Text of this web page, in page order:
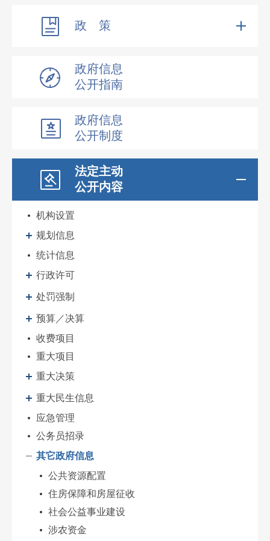
政 策
政府信息
公开指南
政府信息
公开制度
法定主动
公开内容
机构设置
规划信息
统计信息
行政许可
处罚强制
预算／决算
收费项目
重大项目
重大决策
重大民生信息
应急管理
公务员招录
其它政府信息
公共资源配置
住房保障和房屋征收
社会公益事业建设
涉农资金